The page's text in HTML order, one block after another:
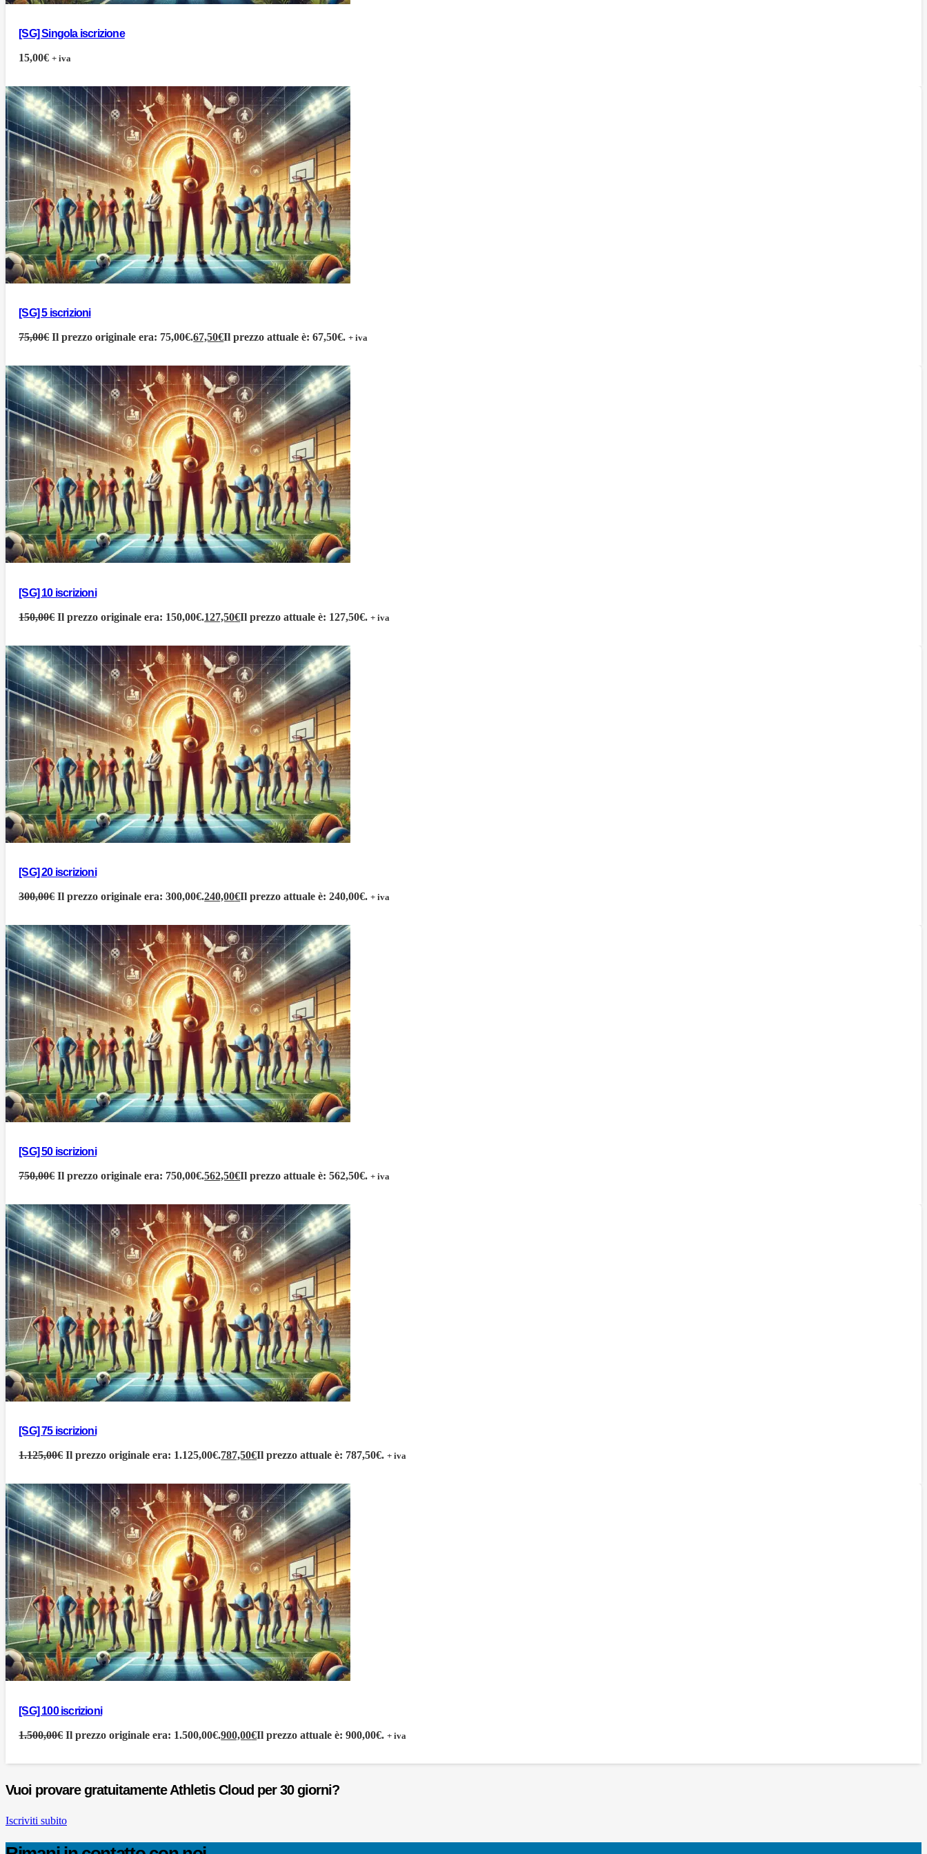
[SG] Singola iscrizione
15,00€ + iva
[SG] 5 iscrizioni
75,00€ Il prezzo originale era: 75,00€.67,50€Il prezzo attuale è: 67,50€. + iva
[SG] 10 iscrizioni
150,00€ Il prezzo originale era: 150,00€.127,50€Il prezzo attuale è: 127,50€. + iva
[SG] 20 iscrizioni
300,00€ Il prezzo originale era: 300,00€.240,00€Il prezzo attuale è: 240,00€. + iva
[SG] 50 iscrizioni
750,00€ Il prezzo originale era: 750,00€.562,50€Il prezzo attuale è: 562,50€. + iva
[SG] 75 iscrizioni
1.125,00€ Il prezzo originale era: 1.125,00€.787,50€Il prezzo attuale è: 787,50€. + iva
[SG] 100 iscrizioni
1.500,00€ Il prezzo originale era: 1.500,00€.900,00€Il prezzo attuale è: 900,00€. + iva
Vuoi provare gratuitamente Athletis Cloud per 30 giorni?
Iscriviti subito